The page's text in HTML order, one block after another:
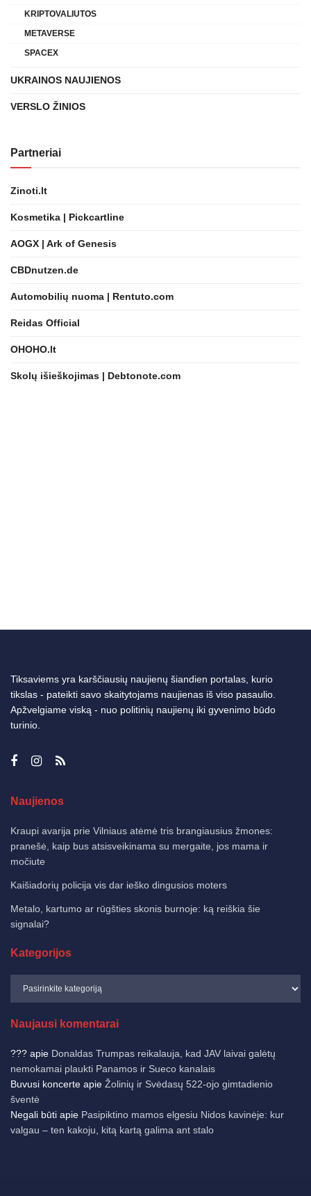
KRIPTOVALIUTOS
METAVERSE
SPACEX
UKRAINOS NAUJIENOS
VERSLO ŽINIOS
Partneriai
Zinoti.lt
Kosmetika | Pickcartline
AOGX | Ark of Genesis
CBDnutzen.de
Automobilių nuoma | Rentuto.com
Reidas Official
OHOHO.lt
Skolų išieškojimas | Debtonote.com
Tiksaviems yra karščiausių naujienų šiandien portalas, kurio
tikslas - pateikti savo skaitytojams naujienas iš viso pasaulio.
Apžvelgiame viską - nuo politinių naujienų iki gyvenimo būdo
turinio.
Naujienos
Kraupi avarija prie Vilniaus atėmė tris brangiausius žmones:
pranešė, kaip bus atsisveikinama su mergaite, jos mama ir
močiute
Kaišiadorių policija vis dar ieško dingusios moters
Metalo, kartumo ar rūgšties skonis burnoje: ką reiškia šie
signalai?
Kategorijos
Naujausi komentarai
??? apie Donaldas Trumpas reikalauja, kad JAV laivai galėtų
nemokamai plaukti Panamos ir Sueco kanalais
Buvusi koncerte apie Žolinių ir Svėdasų 522-ojo gimtadienio
šventė
Negali būti apie Pasipiktino mamos elgesiu Nidos kavinėje: kur
valgau – ten kakoju, kitą kartą galima ant stalo